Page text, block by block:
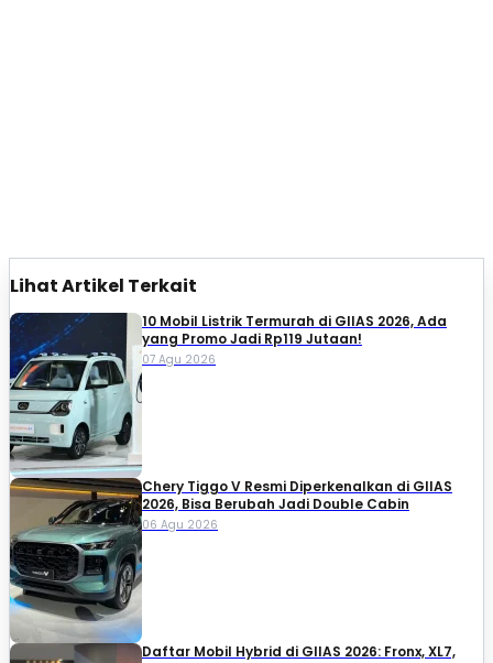
Lihat Artikel Terkait
10 Mobil Listrik Termurah di GIIAS 2026, Ada
yang Promo Jadi Rp119 Jutaan!
07 Agu 2026
Chery Tiggo V Resmi Diperkenalkan di GIIAS
2026, Bisa Berubah Jadi Double Cabin
06 Agu 2026
Daftar Mobil Hybrid di GIIAS 2026: Fronx, XL7,